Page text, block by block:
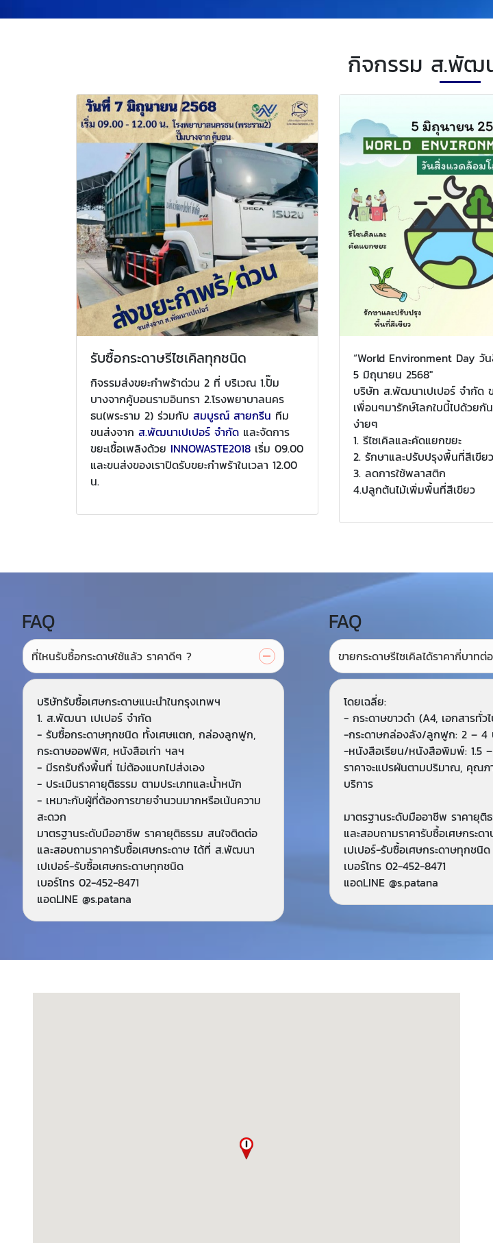
กิจกรรม ส.พัฒ
รับซื้อกระดาษรีไซเคิลทุกชนิด
กิจรรมส่งขยะกำพร้าด่วน 2 ที่ บริเวณ 1.ปั๊ม
บางจากคู้บอนรามอินทรา 2.โรงพยาบาลนคร
ธน(พระราม 2) ร่วมกับ สมบูรณ์ สายกรีน ทีม
ขนส่งจาก ส.พัฒนาเปเปอร์ จำกัด และจัดการ
ขยะเชื้อเพลิงด้วย INNOWASTE2018 เริ่ม 09.00
และขนส่งของเราปิดรับขยะกำพร้าในเวลา 12.00
น.
“World Environment Day วั
5 มิถุนายน 2568"
บริษัท ส.พัฒนาเปเปอร์ จำกัด
เพื่อนๆมารักษ์โลกใบนี้ไปด้วยกั
ง่ายๆ
1. รีไซเคิลและคัดแยกขยะ
2. รักษาและปรับปรุงพื้นที่สีเขียว
3. ลดการใช้พลาสติก
4.ปลูกต้นไม้เพิ่มพื้นที่สีเขียว
FAQ
ที่ไหนรับซื้อกระดาษใช้แล้ว ราคาดีๆ ?
บริษัทรับซื้อเศษกระดาษแนะนำในกรุงเทพฯ
1. ส.พัฒนา เปเปอร์ จำกัด
- รับซื้อกระดาษทุกชนิด ทั้งเศษแตก, กล่องลูกฟูก,
กระดาษออฟฟิศ, หนังสือเก่า ฯลฯ
- มีรถรับถึงพื้นที่ ไม่ต้องแบกไปส่งเอง
- ประเมินราคายุติธรรม ตามประเภทและน้ำหนัก
- เหมาะกับผู้ที่ต้องการขายจำนวนมากหรือเน้นความ
สะดวก
มาตรฐานระดับมืออาชีพ ราคายุติธรรม สนใจติดต่อ
และสอบถามราคารับซื้อเศษกระดาษ ได้ที่ ส.พัฒนา
เปเปอร์-รับซื้อเศษกระดาษทุกชนิด
เบอร์โทร 02-452-8471
แอดLINE @s.patana
FAQ
ขายกระดาษรีไซเคิลได้ราคากี่บาทต่
โดยเฉลี่ย:
- กระดาษขาวดำ (A4, เอกสารทั่
-กระดาษกล่องลัง/ลูกฟูก: 2 – 4
-หนังสือเรียน/หนังสือพิมพ์: 1.5
ราคาจะแปรผันตามปริมาณ, คุณ
บริการ
มาตรฐานระดับมืออาชีพ ราคายุติ
และสอบถามราคารับซื้อเศษกระ
เปเปอร์-รับซื้อเศษกระดาษทุกชนิด
เบอร์โทร 02-452-8471
แอดLINE @s.patana